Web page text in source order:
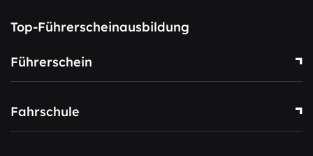
Top-Führerscheinausbildung
Führerschein
Fahrschule